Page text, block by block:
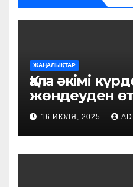
ЖАҢАЛЫҚТАР
Қала әкімі
жөндеуден
білім
16 ИЮЛЯ, 2025